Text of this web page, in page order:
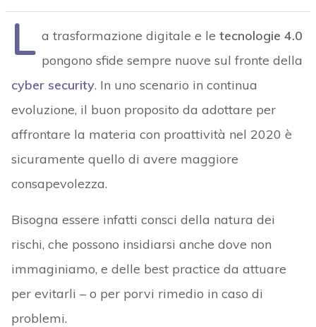
L a trasformazione digitale e le tecnologie 4.0
pongono sfide sempre nuove sul fronte della
cyber security. In uno scenario in continua
evoluzione, il buon proposito da adottare per
affrontare la materia con proattività nel 2020 è
sicuramente quello di avere maggiore
consapevolezza.
Bisogna essere infatti consci della natura dei
rischi, che possono insidiarsi anche dove non
immaginiamo, e delle best practice da attuare
per evitarli – o per porvi rimedio in caso di
problemi.